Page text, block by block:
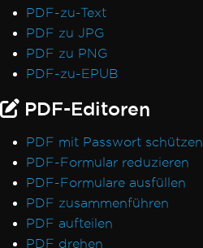
PDF-zu-Text
PDF zu JPG
PDF zu PNG
PDF-zu-EPUB
PDF-Editoren
PDF mit Passwort schützen
PDF-Formular reduzieren
PDF-Formulare ausfüllen
PDF zusammenführen
PDF aufteilen
PDF drehen